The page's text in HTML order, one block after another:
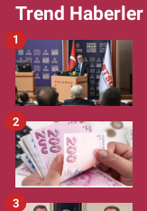
Trend Haberler
1
2
3